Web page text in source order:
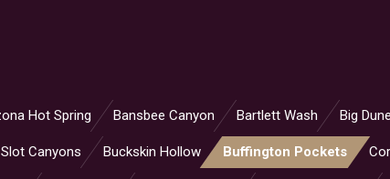
Hot Spring Bansbee Canyon Bartlett Wash Big
Canyons Buckskin Hollow Buffington Pockets